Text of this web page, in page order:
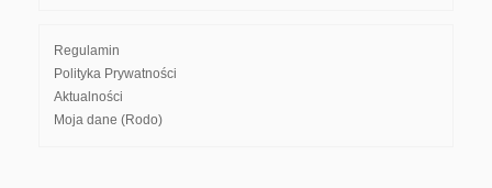
Regulamin
Polityka Prywatności
Aktualności
Moja dane (Rodo)